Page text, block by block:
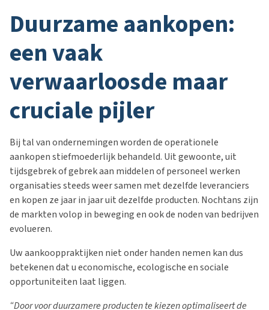
duurzame aankopen:
een vaak
verwaarloosde maar
cruciale pijler
Bij tal van ondernemingen worden de operationele
aankopen stiefmoederlijk behandeld. Uit gewoonte, uit
tijdsgebrek of gebrek aan middelen of personeel werken
organisaties steeds weer samen met dezelfde leveranciers
en kopen ze jaar in jaar uit dezelfde producten. Nochtans zijn
de markten volop in beweging en ook de noden van bedrijven
evolueren.
Uw aankooppraktijken niet onder handen nemen kan dus
betekenen dat u economische, ecologische en sociale
opportuniteiten laat liggen.
“Door voor duurzamere producten te kiezen optimaliseert de